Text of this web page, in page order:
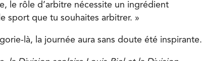
le rôle d’arbitre nécessite un ingrédient
sport que tu souhaites arbitrer. »
là, la journée aura sans doute été inspirante.